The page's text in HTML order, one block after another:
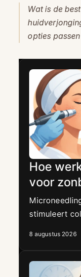
Wat is de
opties
Hoe
voor
stimuleert
behandeling
8 augustus 2026